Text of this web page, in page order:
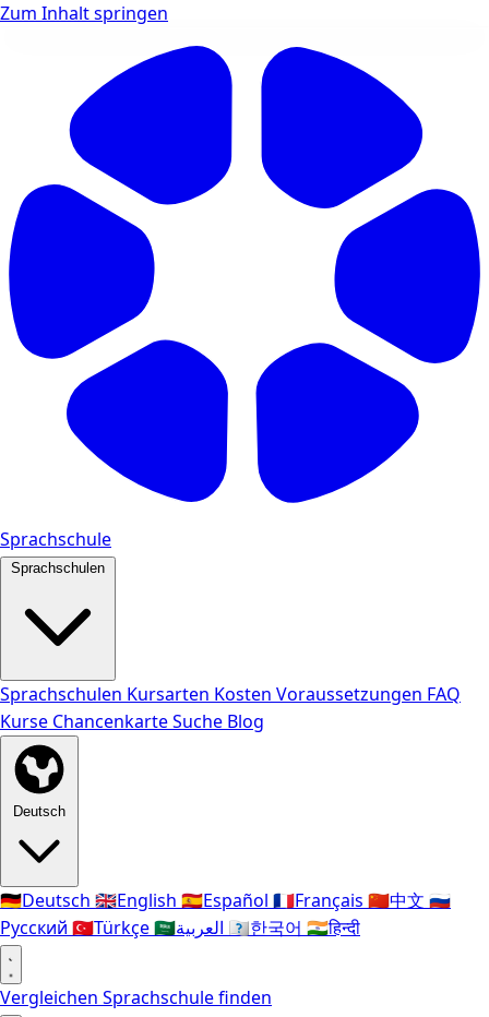
Zum Inhalt springen
Sprachschule
Sprachschulen
Sprachschulen Kursarten Kosten Voraussetzungen FAQ
Kurse ChancenkarteSuche Blog
Deutsch
🇩🇪Deutsch 🇬🇧English 🇪🇸Español 🇫🇷Français 🇨🇳中文 🇷🇺
Русский 🇹🇷Türkçe🇸🇦 🇰🇷한국어 🇮🇳हिन्दी
Vergleichen Sprachschule finden